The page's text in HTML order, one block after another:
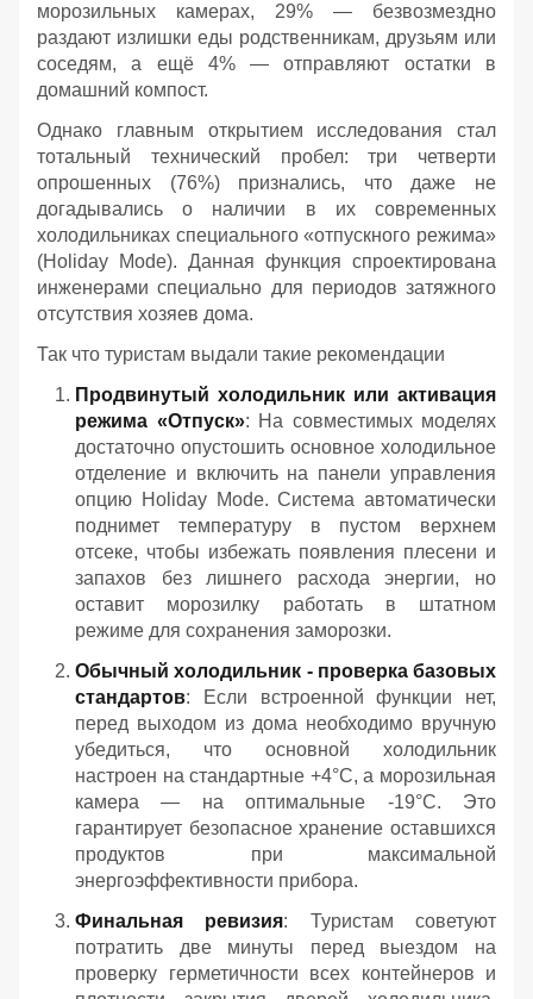
морозильных камерах, 29% — безвозмездно
раздают излишки еды родственникам, друзьям или
соседям, а ещё 4% — отправляют остатки в
домашний компост.
Однако главным открытием исследования стал
тотальный технический пробел: три четверти
опрошенных (76%) признались, что даже не
догадывались о наличии в их современных
холодильниках специального «отпускного режима»
(Holiday Mode). Данная функция спроектирована
инженерами специально для периодов затяжного
отсутствия хозяев дома.
Так что туристам выдали такие рекомендации
Продвинутый холодильник или активация
режима «Отпуск»: На совместимых моделях
достаточно опустошить основное холодильное
отделение и включить на панели управления
опцию Holiday Mode. Система автоматически
поднимет температуру в пустом верхнем
отсеке, чтобы избежать появления плесени и
запахов без лишнего расхода энергии, но
оставит морозилку работать в штатном
режиме для сохранения заморозки.
Обычный холодильник - проверка базовых
стандартов: Если встроенной функции нет,
перед выходом из дома необходимо вручную
убедиться, что основной холодильник
настроен на стандартные +4°C, а морозильная
камера — на оптимальные -19°C. Это
гарантирует безопасное хранение оставшихся
продуктов при максимальной
энергоэффективности прибора.
Финальная ревизия: Туристам советуют
потратить две минуты перед выездом на
проверку герметичности всех контейнеров и